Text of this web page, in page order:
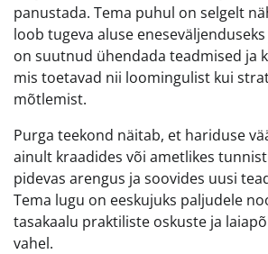
panustada. Tema puhul on selgelt
loob tugeva aluse
on suutnud ühendada teadmised ja
mis toetavad nii loomingulist kui
mõtlemist.
Purga teekond näitab, et hariduse
ainult kraadides või ametlikes
pidevas arengus ja soovides uusi
Tema lugu on eeskujuks paljudele
tasakaalu praktiliste oskuste ja
vahel.